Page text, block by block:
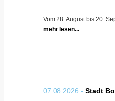
Vom 28. August bis 20.
mehr lesen...
07.08.2026 - Stadt